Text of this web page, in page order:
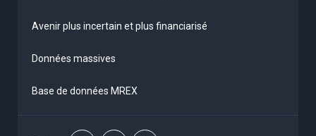
Avenir plus incertain et plus financiarisé
Données massives
Base de données MREX